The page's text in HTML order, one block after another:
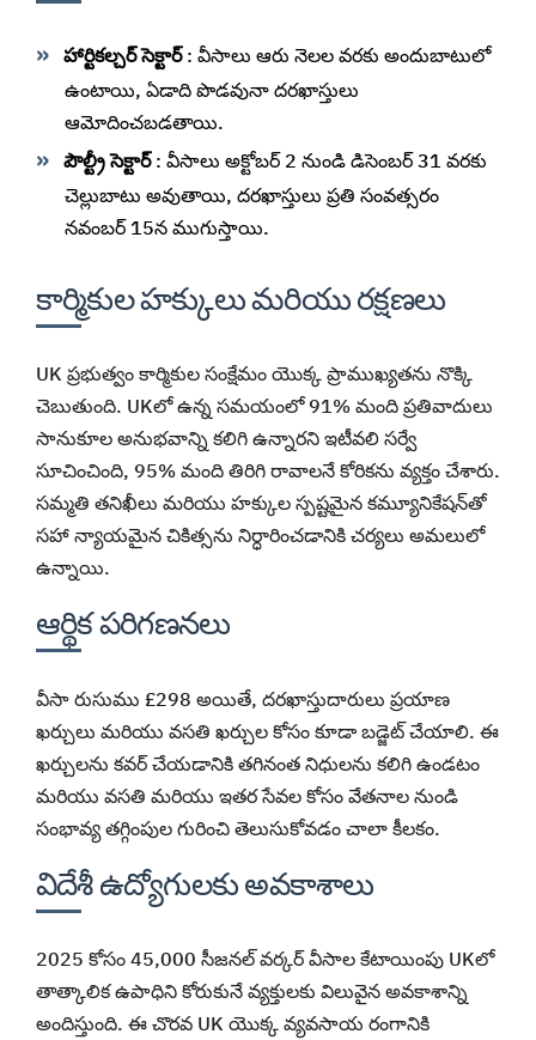
హార్టికల్చర్ సెక్టార్: వీసాలు ఆరు నెలల వరకు అందుబాటులో
ఉంటాయి, ఏడాది పొడవునా దరఖాస్తులు
ఆమోదించబడతాయి.
పౌల్ట్రీ సెక్టార్: వీసాలు అక్టోబర్ 2 నుండి డిసెంబర్ 31 వరకు
చెల్లుబాటు అవుతాయి, దరఖాస్తులు ప్రతి సంవత్సరం
నవంబర్ 15న ముగుస్తాయి.
కార్మికుల హక్కులు మరియు రక్షణలు
UK ప్రభుత్వం కార్మికుల సంక్షేమం యొక్క ప్రాముఖ్యతను నొక్కి
చెబుతుంది. UKలో ఉన్న సమయంలో 91% మంది ప్రతివాదులు
సానుకూల అనుభవాన్ని కలిగి ఉన్నారని ఇటీవలి సర్వే
సూచించింది, 95% మంది తిరిగి రావాలనే కోరికను వ్యక్తం చేశారు.
సమ్మతి తనిఖీలు మరియు హక్కుల స్పష్టమైన కమ్యూనికేషన్‌తో
సహా న్యాయమైన చికిత్సను నిర్ధారించడానికి చర్యలు అమలులో
ఉన్నాయి.
ఆర్థిక పరిగణనలు
వీసా రుసుము £298 అయితే, దరఖాస్తుదారులు ప్రయాణ
ఖర్చులు మరియు వసతి ఖర్చుల కోసం కూడా బడ్జెట్ చేయాలి. ఈ
ఖర్చులను కవర్ చేయడానికి తగినంత నిధులను కలిగి ఉండటం
మరియు వసతి మరియు ఇతర సేవల కోసం వేతనాల నుండి
సంభావ్య తగ్గింపుల గురించి తెలుసుకోవడం చాలా కీలకం.
విదేశీ ఉద్యోగులకు అవకాశాలు
2025 కోసం 45,000 సీజనల్ వర్కర్ వీసాల కేటాయింపు UKలో
తాత్కాలిక ఉపాధిని కోరుకునే వ్యక్తులకు విలువైన అవకాశాన్ని
అందిస్తుంది. ఈ చొరవ UK యొక్క వ్యవసాయ రంగానికి